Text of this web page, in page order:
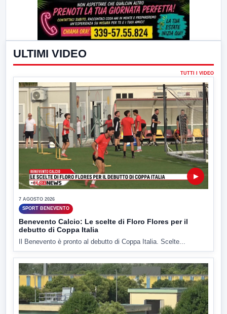
ULTIMI VIDEO
TUTTI I VIDEO
▶
7 AGOSTO 2026
SPORT BENEVENTO
Benevento Calcio: Le scelte di Floro Flores per il
debutto di Coppa Italia
Il Benevento è pronto al debutto di Coppa Italia. Scelte...